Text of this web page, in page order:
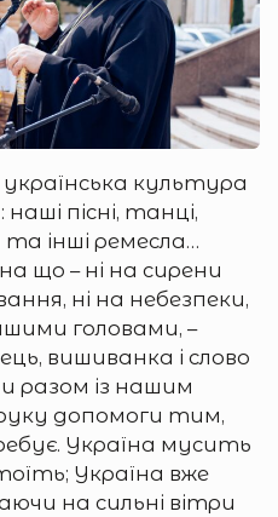
культура
пісні, танці,
інші ремесла…
що – ні на сирени
ні на небезпеки,
головами, –
вишиванка і слово
разом із нашим
допомоги тим,
Україна мусить
Україна вже
на сильні вітри